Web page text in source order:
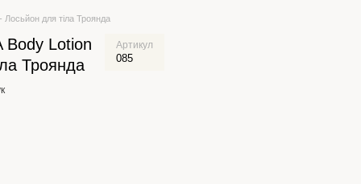
Лосьйон для тіла Троянда
Body Lotion
Троянда
Артикул
085